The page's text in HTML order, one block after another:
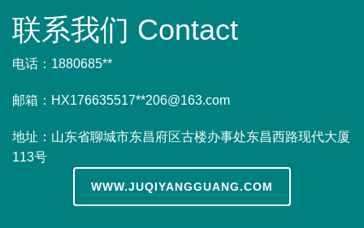
联系我们 Contact
电话：1880685**
邮箱：HX176635517**206@163.com
地址：山东省聊城市东昌府区古楼办事处东昌西路现代大厦
113号
WWW.JUQIYANGGUANG.COM